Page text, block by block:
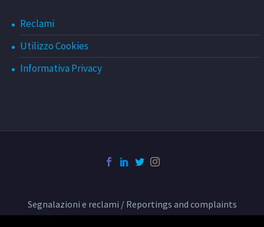
Reclami
Utilizzo Cookies
Informativa Privacy
Segnalazioni e reclami / Reportings and complaints
Condizioni di trasporto BusCenter